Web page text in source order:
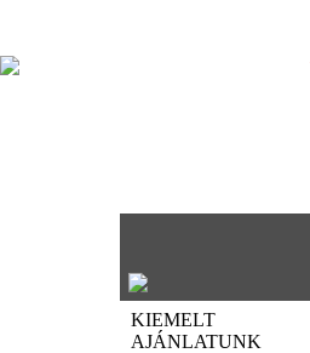
KIEMELT
AJÁNLATUNK